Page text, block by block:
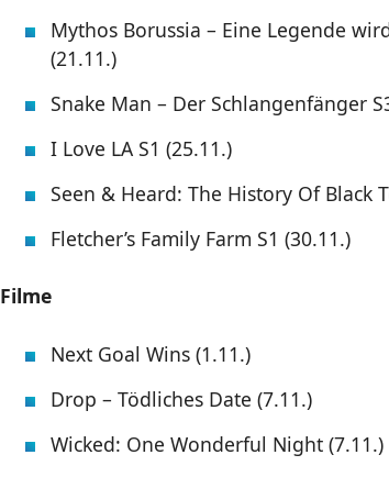
Mythos Borussia – Eine Legende
(21.11.)
Snake Man – Der Schlangenfänger
I Love LA S1 (25.11.)
Seen & Heard: The History Of Black
Fletcher’s Family Farm S1 (30.11.)
Filme
Next Goal Wins (1.11.)
Drop – Tödliches Date (7.11.)
Wicked: One Wonderful Night (7.11.)